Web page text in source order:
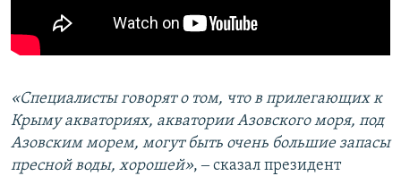
«Специалисты говорят о том, что в прилегающих к
Крыму акваториях, акватории Азовского моря, под
Азовским морем, могут быть очень большие запасы
пресной воды, хорошей», ‒ сказал президент